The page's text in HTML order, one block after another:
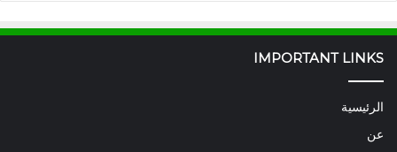
IMPORTANT LINKS
الرئيسية
عن